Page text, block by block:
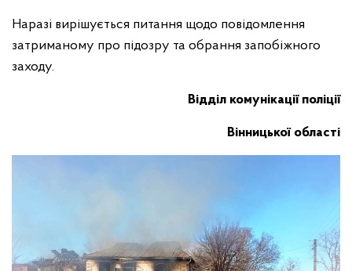
Наразі вирішується питання щодо повідомлення
затриманому про підозру та обрання запобіжного
заходу.
Відділ комунікації поліції
Вінницької області